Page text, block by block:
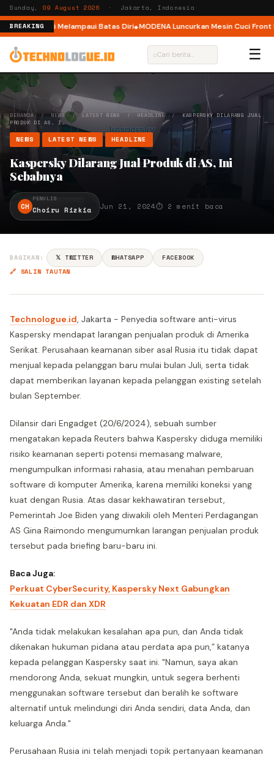
Sunday, 09 August 2026 · Jakarta, Indonesia
BREAKING
Ajak Pelari Melampaui Batas Diri MODENA Luncurkan Mesin Cuci Front
⌕ ☰
BERANDA / NEWS/ LATEST NEWS / HEADLINE / KASPERSKY DILARANG JUAL
PRODUK DI AS, I…
NEWS LATEST NEWS HEADLINE
Kaspersky Dilarang Jual Produk di AS, Ini
Sebabnya
CH
PENULIS
Choiru Rizkia Jun 21, 2024⏱ 2 menit baca
BAGIKAN: 𝕏 TWITTER WHATSAPP
FACEBOOK
🔗 SALIN TAUTAN
Technologue.id, Jakarta - Penyedia software anti-virus
Kaspersky mendapat larangan penjualan produk di Amerika
Serikat. Perusahaan keamanan siber asal Rusia itu tidak dapat
menjual kepada pelanggan baru mulai bulan Juli, serta tidak
dapat memberikan layanan kepada pelanggan existing setelah
bulan September.
Dilansir dari Engadget (20/6/2024), sebuah sumber
mengatakan kepada Reuters bahwa Kaspersky diduga memiliki
risiko keamanan seperti potensi memasang malware,
mengumpulkan informasi rahasia, atau menahan pembaruan
software di komputer Amerika, karena memiliki koneksi yang
kuat dengan Rusia. Atas dasar kekhawatiran tersebut,
Pemerintah Joe Biden yang diwakili oleh Menteri Perdagangan
AS Gina Raimondo mengumumkan larangan penjualan produk
tersebut pada briefing baru-baru ini.
Baca Juga:
Perkuat CyberSecurity, Kaspersky Next Gabungkan
Kekuatan EDR dan XDR
"Anda tidak melakukan kesalahan apa pun, dan Anda tidak
dikenakan hukuman pidana atau perdata apa pun,” katanya
kepada pelanggan Kaspersky saat ini. "Namun, saya akan
mendorong Anda, sekuat mungkin, untuk segera berhenti
menggunakan software tersebut dan beralih ke software
alternatif untuk melindungi diri Anda sendiri, data Anda, dan
keluarga Anda."
Perusahaan Rusia ini telah menjadi topik pertanyaan keamanan